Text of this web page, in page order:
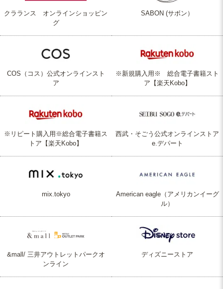
クラランス オンラインショッピン
グ
SABON (サボン）
COS（コス）公式オンラインスト
ア
※新規購入用※ 総合電子書籍スト
ア【楽天Kobo】
※リピート購入用※総合電子書籍ス
トア【楽天Kobo】
西武・そごう公式オンラインストア
e.デパート
mix.tokyo
American eagle（アメリカンイーグ
ル）
&mall/ 三井アウトレットパークオ
ンライン
ディズニーストア